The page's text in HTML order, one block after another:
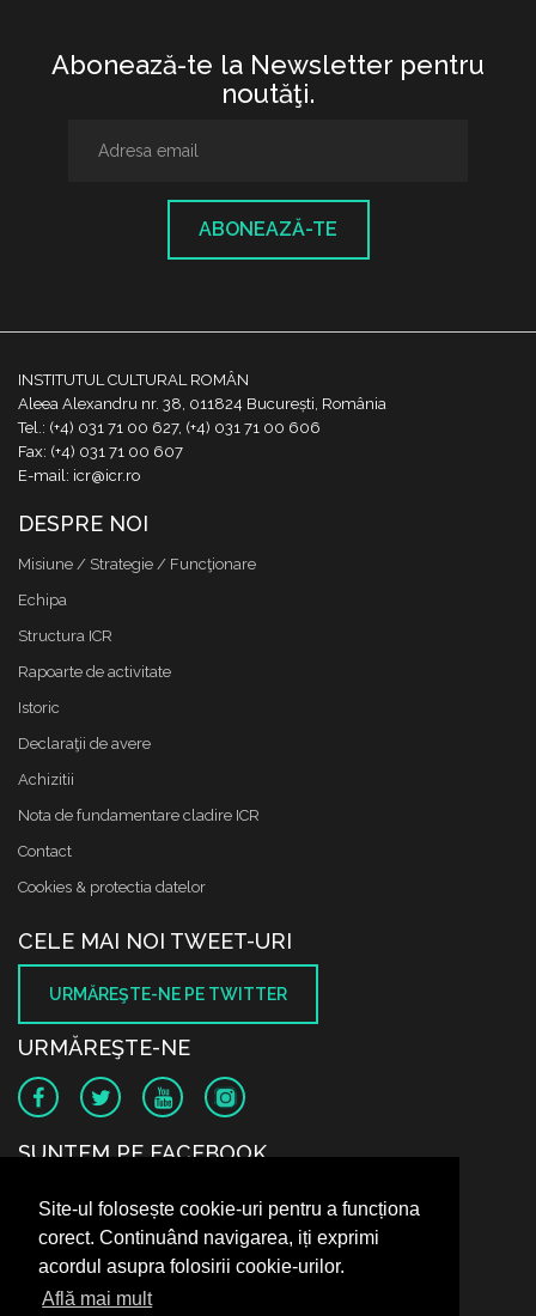
Site-ul folosește cookie-uri pentru a funcționa
corect. Continuând navigarea, iți exprimi
acordul asupra folosirii cookie-urilor.
Află mai mult
Abonează-te la Newsletter pentru
noutăţi.
ABONEAZĂ-TE
INSTITUTUL CULTURAL ROMÂN
Aleea Alexandru nr. 38, 011824 București, România
Tel.: (+4) 031 71 00 627, (+4) 031 71 00 606
Fax: (+4) 031 71 00 607
E-mail: icr@icr.ro
DESPRE NOI
Misiune / Strategie / Funcţionare
Echipa
Structura ICR
Rapoarte de activitate
Istoric
Declaraţii de avere
Achizitii
Nota de fundamentare cladire ICR
Contact
Cookies & protectia datelor
CELE MAI NOI TWEET-URI
URMĂREŞTE-NE PE TWITTER
URMĂREŞTE-NE
SUNTEM PE FACEBOOK